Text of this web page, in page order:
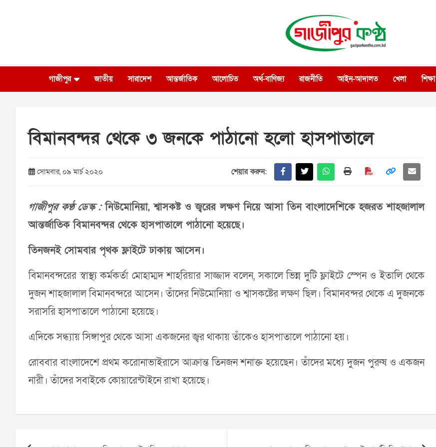
গাজীপুর কণ্ঠ
গাজীপুর জাতীয় সারাদেশ আন্তর্জাতিক আলোচিত অর্থ-বাণিজ্য রাজনীতি আইন-আদালত খেলা শিক্ষা
বিমানবন্দর থেকে ৩ জনকে পাঠানো হলো হাসপাতালে
সোমবার, ০৯ মার্চ ২০২০ শেয়ার করুন:
গাজীপুর কণ্ঠ ডেস্ক :নিউমোনিয়া, শ্বাসকষ্ট ও জ্বরের লক্ষণ নিয়ে আসা তিন বাংলাদেশিকে হজরত শাহজালাল
আন্তর্জাতিক বিমানবন্দর থেকে হাসপাতালে পাঠানো হয়েছে।
তিনজনই সোমবার পৃথক ফ্লাইটে ঢাকায় আসেন।
বিমানবন্দরের স্বাস্থ্য কর্মকর্তা মোহাম্মদ শাহরিয়ার সাজ্জাদ বলেন, সকালে ভিন্ন দুটি ফ্লাইটে স্পেন ও ইতালি থেকে
দুজন শাহজালাল বিমানবন্দরে আসেন। তাঁদের নিউমোনিয়া ও শ্বাসকষ্টের লক্ষণ ছিল। বিমানবন্দর থেকে এ দুজনকে
সরাসরি হাসপাতালে পাঠানো হয়েছে।
এদিকে সন্ধ্যায় সিঙ্গাপুর থেকে আসা একজনের জ্বর থাকায় তাঁকেও হাসপাতালে পাঠানো হয়।
রোববার বাংলাদেশে প্রথম করোনাভাইরাসে আক্রান্ত তিনজন শনাক্ত হয়েছেন। তাঁদের মধ্যে দুজন পুরুষ ও একজন
নারী। তাঁদের সবাইকে কোয়ারেন্টাইনে রাখা হয়েছে।